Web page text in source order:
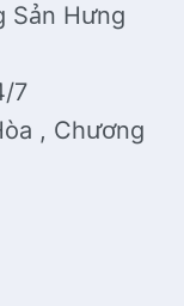
Sản Hưng
7
, Chương